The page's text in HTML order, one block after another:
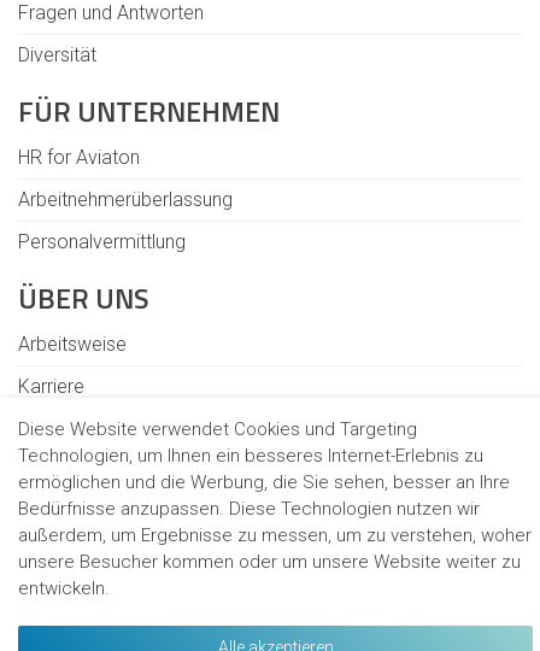
Diese Website verwendet Cookies und Targeting
Technologien, um Ihnen ein besseres Internet-Erlebnis zu
ermöglichen und die Werbung, die Sie sehen, besser an Ihre
Bedürfnisse anzupassen. Diese Technologien nutzen wir
außerdem, um Ergebnisse zu messen, um zu verstehen, woher
unsere Besucher kommen oder um unsere Website weiter zu
entwickeln.
Fragen und Antworten
Diversität
FÜR UNTERNEHMEN
HR for Aviaton
Arbeitnehmerüberlassung
Personalvermittlung
ÜBER UNS
Arbeitsweise
Karriere
Verantwortung
Standorte
Kontakt
Cookies
Hinweisgeberschutzgesetz